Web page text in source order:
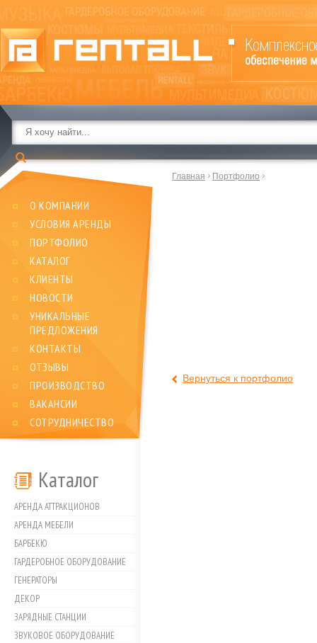
О КОМПАНИИ
УСЛОВИЯ АРЕНДЫ
ПОРТФОЛИО
КАТАЛОГ
КЛИЕНТЫ
НОВОСТИ
УНИКАЛЬНЫЕ
ПРЕДЛОЖЕНИЯ
КОНТАКТЫ
ОТЗЫВЫ
ПРОИЗВОДСТВО
ВАКАНСИИ
СОТРУДНИЧЕСТВО
Каталог
АРЕНДА АТТРАКЦИОНОВ
АРЕНДА МЕБЕЛИ
БАРБЕКЮ
ГАРДЕРОБНОЕ ОБОРУДОВАНИЕ
ГЕНЕРАТОРЫ
ДЕКОР
ЗАРЯДНЫЕ СТАНЦИИ
ЗВУКОВОЕ ОБОРУДОВАНИЕ
Главная Портфолио
Вернуться к портфолио